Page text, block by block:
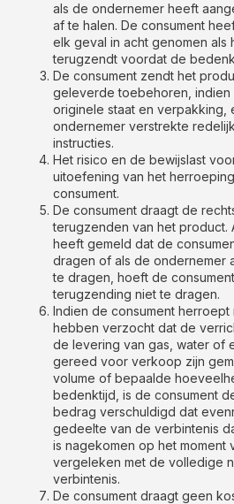
als de ondernemer heeft
af te halen. De consument
elk geval in acht genomen als
terugzendt voordat de
De consument zendt het
geleverde toebehoren, indien
originele staat en verpakking,
ondernemer verstrekte
instructies.
Het risico en de bewijslast
uitoefening van het
consument.
De consument draagt de
terugzenden van het product.
heeft gemeld dat de
dragen of als de ondernemer
te dragen, hoeft de
terugzending niet te dragen.
Indien de consument
hebben verzocht dat de
de levering van gas, water of
gereed voor verkoop zijn
volume of bepaalde
bedenktijd, is de consument
bedrag verschuldigd dat
gedeelte van de verbintenis
is nagekomen op het moment
vergeleken met de volledige
verbintenis.
De consument draagt geen